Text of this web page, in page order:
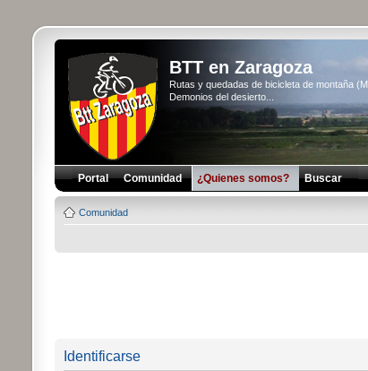
BTT en Zaragoza
Rutas y quedadas de bicicleta de montaña
Demonios del desierto...
Portal Comunidad ¿Quienes somos? Buscar
Comunidad
Identificarse